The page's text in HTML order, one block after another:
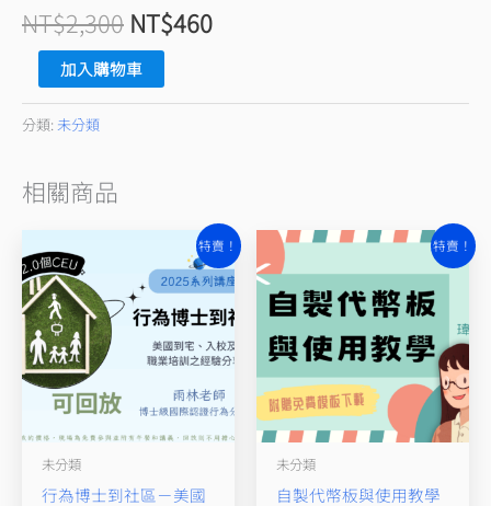
NT$2,300 NT$460
體
的
戰
攻
數
量
加入購物車
分類: 未分類
相關商品
特賣！
未分類
行為博士到社區－美國
格：
NT$3,098。
價
格：
NT$1,098。
特賣！
未分類
自製代幣板與使用教學
原
價
格：
NT$345。
目
價
格：
NT$115。